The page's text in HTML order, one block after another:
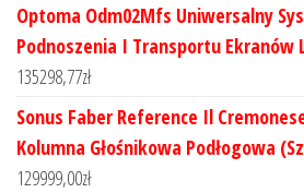
Optoma Odm02Mfs Uniwersalny
Podnoszenia I Transportu Ekranów
135298,77zł
Sonus Faber Reference Il
Kolumna Głośnikowa Podłogowa
129999,00zł